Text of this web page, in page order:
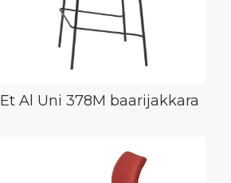
Et Al Uni 378M baarijakkara